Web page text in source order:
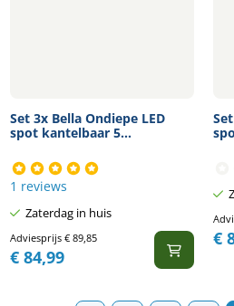
Set 3x Bella Ondiepe LED
spot kantelbaar 5...
1 reviews
Zaterdag in huis
Adviesprijs €89,85
€84,99
€